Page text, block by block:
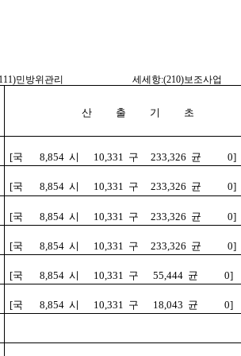
민방위관리 세세항:(210)보조사업
산 출 기 초
[국 8,854 시 10,331 구 233,326 균 0]
[국 8,854 시 10,331 구 233,326 균 0]
[국 8,854 시 10,331 구 233,326 균 0]
[국 8,854 시 10,331 구 233,326 균 0]
[국 8,854 시 10,331 구 55,444 균 0]
[국 8,854 시 10,331 구 18,043 균 0]